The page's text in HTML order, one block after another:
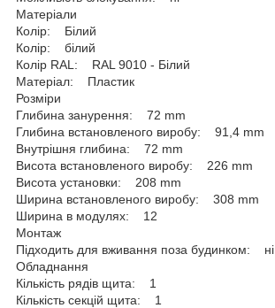
Матеріали
Колір: Білий
Колір: білий
Колір RAL: RAL 9010 - Білий
Матеріал: Пластик
Розміри
Глибина занурення: 72 mm
Глибина встановленого виробу: 91,4 mm
Внутрішня глибина: 72 mm
Висота встановленого виробу: 226 mm
Висота установки: 208 mm
Ширина встановленого виробу: 308 mm
Ширина в модулях: 12
Монтаж
Підходить для вживання поза будинком: ні
Обладнання
Кількість рядів щита: 1
Кількість секцій щита: 1